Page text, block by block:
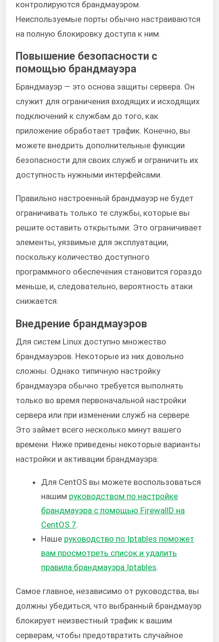
контролируются брандмауэром.
Неиспользуемые порты обычно настраиваются
на полную блокировку доступа к ним.
Повышение безопасности с
помощью брандмауэра
Брандмауэр — это основа защиты сервера. Он
служит для ограничения входящих и исходящих
подключений к службам до того, как
приложение обработает трафик. Конечно, вы
можете внедрить дополнительные функции
безопасности для своих служб и ограничить их
доступность нужными интерфейсами.
Правильно настроенный брандмауэр не будет
ограничивать только те службы, которые вы
решите оставить открытыми. Это ограничивает
элементы, уязвимые для эксплуатации,
поскольку количество доступного
программного обеспечения становится гораздо
меньше, и, следовательно, вероятность атаки
снижается.
Внедрение брандмауэров
Для систем Linux доступно множество
брандмауэров. Некоторые из них довольно
сложны. Однако типичную настройку
брандмауэра обычно требуется выполнять
только во время первоначальной настройки
сервера или при изменении служб на сервере.
Это займет всего несколько минут вашего
времени. Ниже приведены некоторые варианты
настройки и активации брандмауэра:
Для CentOS вы можете воспользоваться
нашим руководством по настройке
брандмауэра с помощью FirewallD на
CentOS 7.
Наше руководство по Iptables поможет
вам просмотреть список и удалить
правила брандмауэра Iptables.
Самое главное, независимо от руководства, вы
должны убедиться, что выбранный брандмауэр
блокирует неизвестный трафик к вашим
серверам, чтобы предотвратить случайное